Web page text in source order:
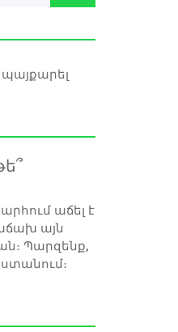
աճել է
այն
Պարզենք,